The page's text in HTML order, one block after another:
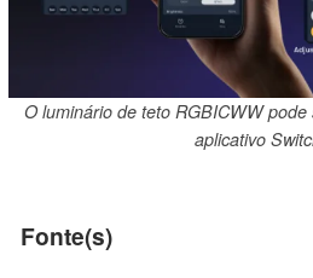
O luminário de teto RGBICWW
aplicativo
Fonte(s)